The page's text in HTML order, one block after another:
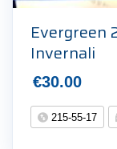
Evergreen
Invernali
€30.00
215-55-17